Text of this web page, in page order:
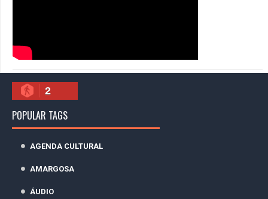
2
POPULAR TAGS
AGENDA CULTURAL
AMARGOSA
ÁUDIO